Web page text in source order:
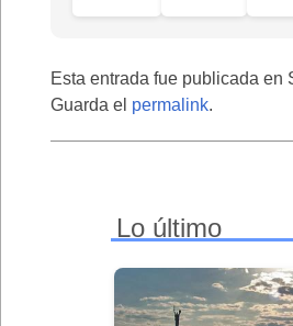
Esta entrada fue publicada en
Guarda el permalink.
Lo último